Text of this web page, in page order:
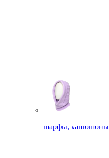
шарфы, капюшоны